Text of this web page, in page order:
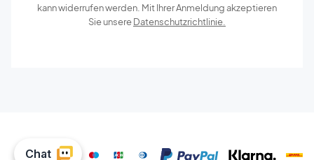
kann widerrufen werden. Mit Ihrer Anmeldung akzeptieren
Sie unsereDatenschutzrichtlinie.